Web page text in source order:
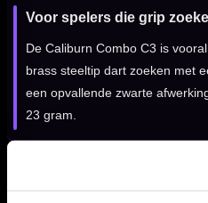
Voor spelers die grip
De Caliburn Combo C3 is
brass steeltip dart zoeken met
een opvallende zwarte
23 gram.